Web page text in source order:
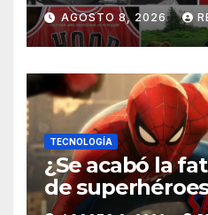
AGOSTO 8, 2026
TECNOLOGÍA
¿Se acabó la
de
por los que